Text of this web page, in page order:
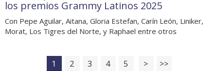
los premios Grammy Latinos 2025
Con Pepe Aguilar, Aitana, Gloria Estefan, Carín León, Liniker,
Morat, Los Tigres del Norte, y Raphael entre otros
1 2 3 4 5 > >>